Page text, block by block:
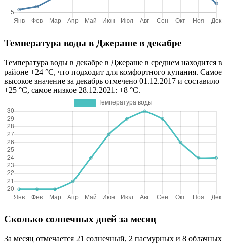
Температура воды в Джераше в декабре
Температура воды в декабре в Джераше в среднем находится в
районе +24 °C, что подходит для комфортного купания. Самое
высокое значение за декабрь отмечено 01.12.2017 и составило
+25 °C, самое низкое 28.12.2021: +8 °C.
Сколько солнечных дней за месяц
За месяц отмечается 21 солнечный, 2 пасмурных и 8 облачных